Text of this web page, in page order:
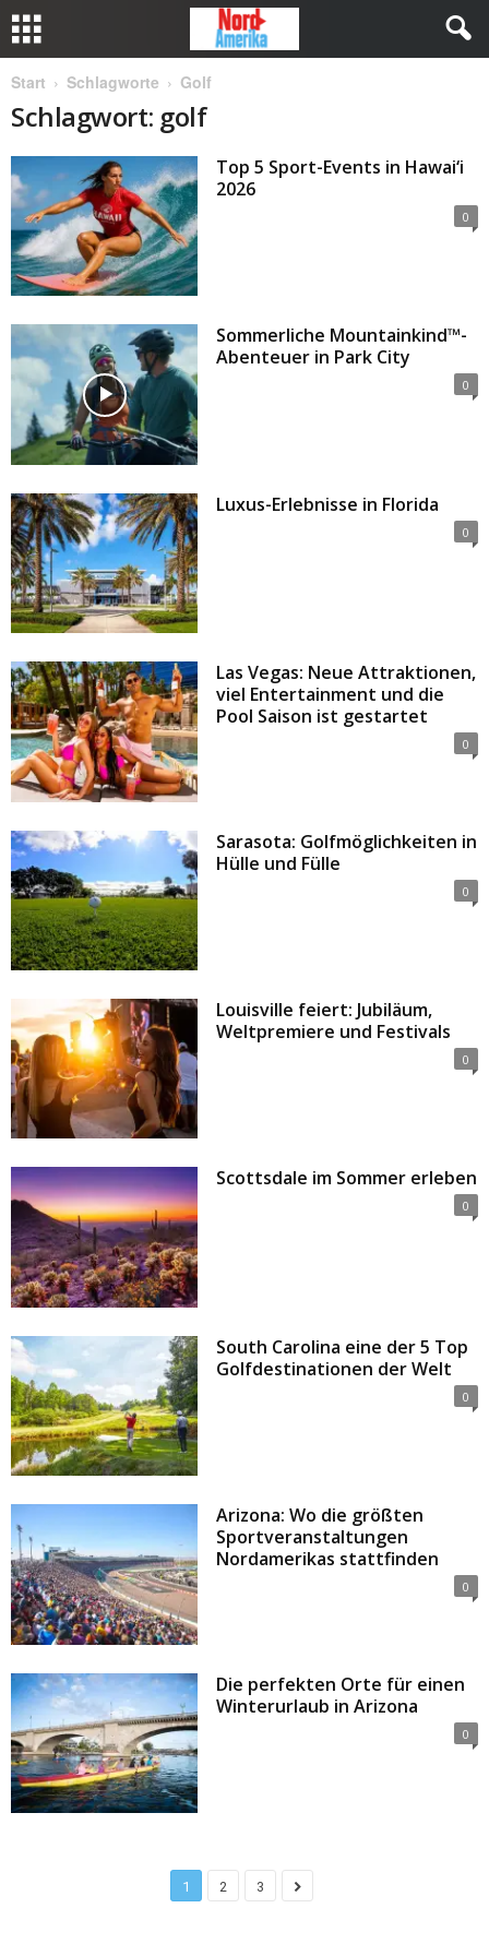
Start Schlagworte Golf
Schlagwort: golf
Top 5 Sport-Events in Hawai‘i
2026
0
Sommerliche Mountainkind™-
Abenteuer in Park City
0
Luxus-Erlebnisse in Florida
0
Las Vegas: Neue Attraktionen,
viel Entertainment und die
Pool Saison ist gestartet
0
Sarasota: Golfmöglichkeiten in
Hülle und Fülle
0
Louisville feiert: Jubiläum,
Weltpremiere und Festivals
0
Scottsdale im Sommer erleben
0
South Carolina eine der 5 Top
Golfdestinationen der Welt
0
Arizona: Wo die größten
Sportveranstaltungen
Nordamerikas stattfinden
0
Die perfekten Orte für einen
Winterurlaub in Arizona
0
1 2 3